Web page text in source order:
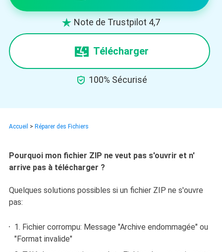
 Note de Trustpilot 4,7
Télécharger
 100% Sécurisé
Accueil > Réparer des Fichiers
Pourquoi mon fichier ZIP ne veut pas s'ouvrir et n'
arrive pas à télécharger ?
Quelques solutions possibles si un fichier ZIP ne s'ouvre
pas:
1. Fichier corrompu: Message "Archive endommagée" ou
"Format invalide"